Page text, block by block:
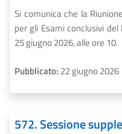
Si comunica che la
per gli Esami conclusivi
25 giugno 2026, alle ore 10.
Pubblicato: 22 giugno 2026